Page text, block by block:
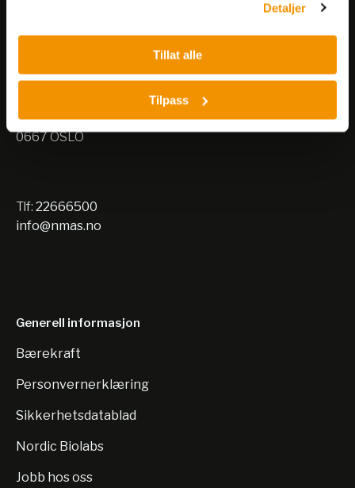
Detaljer
Tillat alle
Tilpass
Besøksadresse:
0667 OSLO
Nils Hansens vei 10
0667 OSLO
Tlf: 22666500
info@nmas.no
Generell informasjon
Bærekraft
Personvernerklæring
Sikkerhetsdatablad
Nordic Biolabs
Jobb hos oss